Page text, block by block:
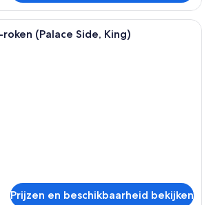
Een hotelkamer met een groot bed,
(Palace Side, King)
Prijzen en beschikbaarheid bekijken